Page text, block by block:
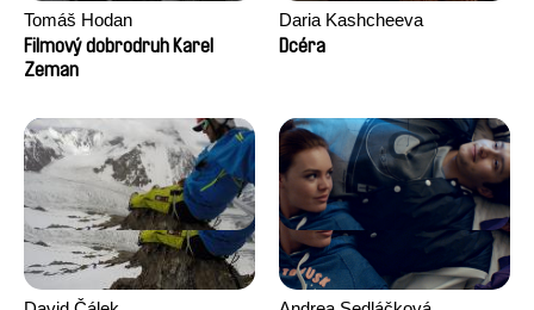
Tomáš Hodan
Filmový dobrodruh Karel
Zeman
Daria Kashcheeva
Dcéra